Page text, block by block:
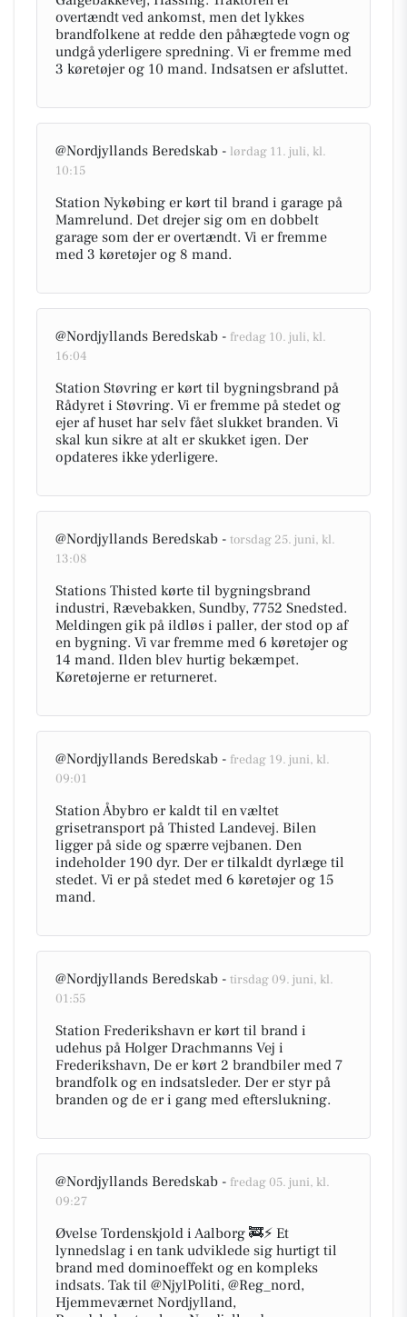
overtændt ved ankomst, men det lykkes
brandfolkene at redde den påhægtede vogn og
undgå yderligere spredning. Vi er fremme med
3 køretøjer og 10 mand. Indsatsen er afsluttet.
@Nordjyllands Beredskab - lørdag 11. juli, kl.
10:15
Station Nykøbing er kørt til brand i garage på
Mamrelund. Det drejer sig om en dobbelt
garage som der er overtændt. Vi er fremme
med 3 køretøjer og 8 mand.
@Nordjyllands Beredskab - fredag 10. juli, kl.
16:04
Station Støvring er kørt til bygningsbrand på
Rådyret i Støvring. Vi er fremme på stedet og
ejer af huset har selv fået slukket branden. Vi
skal kun sikre at alt er skukket igen. Der
opdateres ikke yderligere.
@Nordjyllands Beredskab - torsdag 25. juni, kl.
13:08
Stations Thisted kørte til bygningsbrand
industri, Rævebakken, Sundby, 7752 Snedsted.
Meldingen gik på ildløs i paller, der stod op af
en bygning. Vi var fremme med 6 køretøjer og
14 mand. Ilden blev hurtig bekæmpet.
Køretøjerne er returneret.
@Nordjyllands Beredskab - fredag 19. juni, kl.
09:01
Station Åbybro er kaldt til en væltet
grisetransport på Thisted Landevej. Bilen
ligger på side og spærre vejbanen. Den
indeholder 190 dyr. Der er tilkaldt dyrlæge til
stedet. Vi er på stedet med 6 køretøjer og 15
mand.
@Nordjyllands Beredskab - tirsdag 09. juni, kl.
01:55
Station Frederikshavn er kørt til brand i
udehus på Holger Drachmanns Vej i
Frederikshavn, De er kørt 2 brandbiler med 7
brandfolk og en indsatsleder. Der er styr på
branden og de er i gang med efterslukning.
@Nordjyllands Beredskab - fredag 05. juni, kl.
09:27
Øvelse Tordenskjold i Aalborg 🚒⚡ Et
lynnedslag i en tank udviklede sig hurtigt til
brand med dominoeffekt og en kompleks
indsats. Tak til @NjylPoliti, @Reg_nord,
Hjemmeværnet Nordjylland,